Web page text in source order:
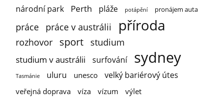
národní park Perth pláže potápění pronájem auta
práce práce v austrálii příroda
rozhovor sport studium
studium v austrálii surfování sydney
Tasmánie uluru unesco velký bariérový útes
veřejná doprava víza vízum výlet